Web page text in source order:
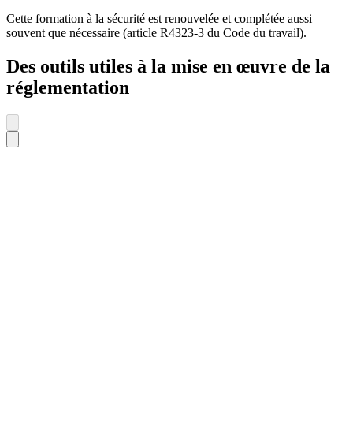
Cette formation à la sécurité est renouvelée et complétée aussi
souvent que nécessaire (article R4323-3 du Code du travail).
Des outils utiles à la mise en œuvre de la
réglementation